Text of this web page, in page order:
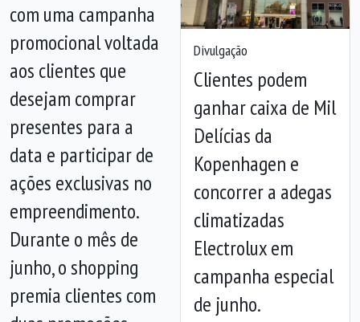
Divulgação
Clientes podem
ganhar caixa de Mil
Delícias da
Kopenhagen e
concorrer a adegas
climatizadas
Electrolux em
campanha especial
de junho.
Anterior
com uma campanha
promocional voltada
aos clientes que
desejam comprar
presentes para a
data e participar de
ações exclusivas no
empreendimento.
Durante o mês de
junho, o shopping
premia clientes com